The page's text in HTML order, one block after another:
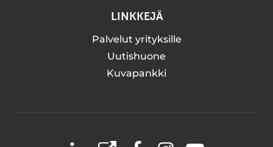
LINKKEJÄ
Palvelut yrityksille
Uutishuone
Kuvapankki